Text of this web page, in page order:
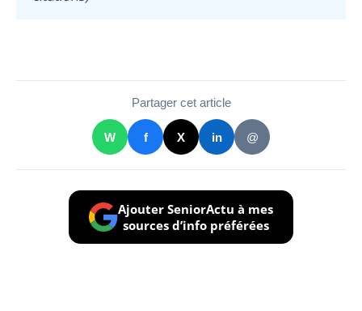
Partager cet article
W f X in @
Ajouter SeniorActu à mes
sources d’info préférées